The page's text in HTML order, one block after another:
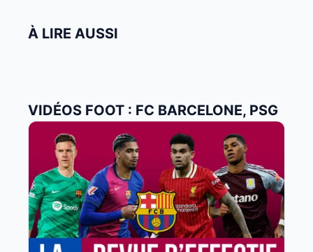
À LIRE AUSSI
VIDÉOS FOOT : FC BARCELONE, PSG